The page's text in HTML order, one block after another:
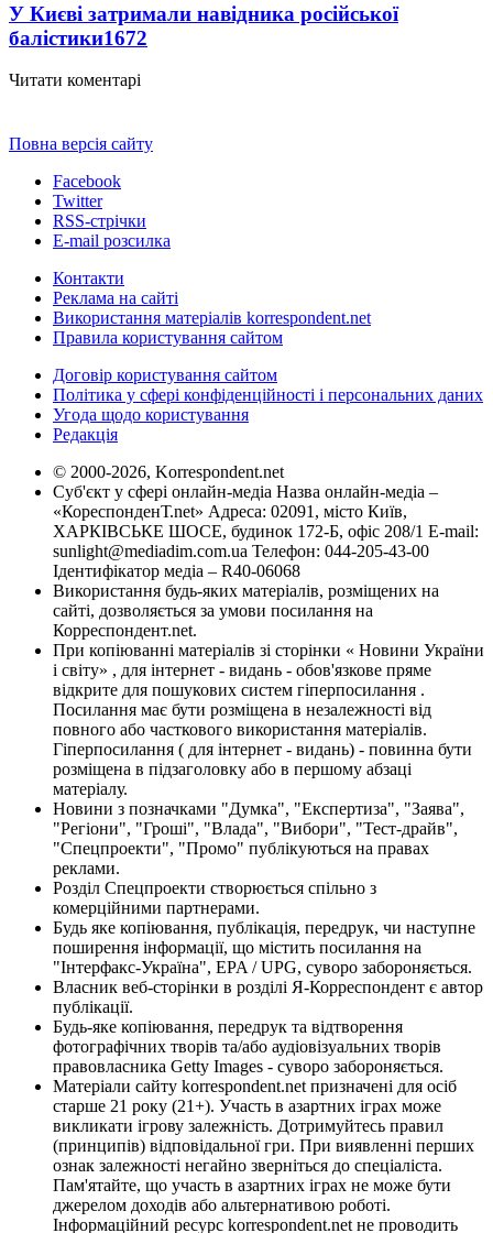
У Києві затримали навідника російської
балістики1672
Читати коментарі
Повна версія сайту
Facebook
Twitter
RSS-стрічки
E-mail розсилка
Контакти
Реклама на сайті
Використання матеріалів korrespondent.net
Правила користування сайтом
Договір користування сайтом
Політика у сфері конфіденційності і персональних даних
Угода щодо користування
Редакція
© 2000-2026, Korrespondent.net
Суб'єкт у сфері онлайн-медіа Назва онлайн-медіа –
«КореспонденТ.net» Адреса: 02091, місто Київ,
ХАРКІВСЬКЕ ШОСЕ, будинок 172-Б, офіс 208/1 E-mail:
sunlight@mediadim.com.ua Телефон: 044-205-43-00
Ідентифікатор медіа – R40-06068
Використання будь-яких матеріалів, розміщених на
сайті, дозволяється за умови посилання на
Корреспондент.net.
При копіюванні матеріалів зі сторінки « Новини України
і світу» , для інтернет - видань - обов'язкове пряме
відкрите для пошукових систем гіперпосилання .
Посилання має бути розміщена в незалежності від
повного або часткового використання матеріалів.
Гіперпосилання ( для інтернет - видань) - повинна бути
розміщена в підзаголовку або в першому абзаці
матеріалу.
Новини з позначками "Думка", "Експертиза", "Заява",
"Регіони", "Гроші", "Влада", "Вибори", "Тест-драйв",
"Спецпроекти", "Промо" публікуються на правах
реклами.
Розділ Спецпроекти створюється спільно з
комерційними партнерами.
Будь яке копіювання, публікація, передрук, чи наступне
поширення інформації, що містить посилання на
"Інтерфакс-Україна", EPA / UPG, суворо забороняється.
Власник веб-сторінки в розділі Я-Корреспондент є автор
публікації.
Будь-яке копіювання, передрук та відтворення
фотографічних творів та/або аудіовізуальних творів
правовласника Getty Images - суворо забороняється.
Матеріали сайту korrespondent.net призначені для осіб
старше 21 року (21+). Участь в азартних іграх може
викликати ігрову залежність. Дотримуйтесь правил
(принципів) відповідальної гри. При виявленні перших
ознак залежності негайно зверніться до спеціаліста.
Пам'ятайте, що участь в азартних іграх не може бути
джерелом доходів або альтернативою роботі.
Інформаційний ресурс korrespondent.net не проводить